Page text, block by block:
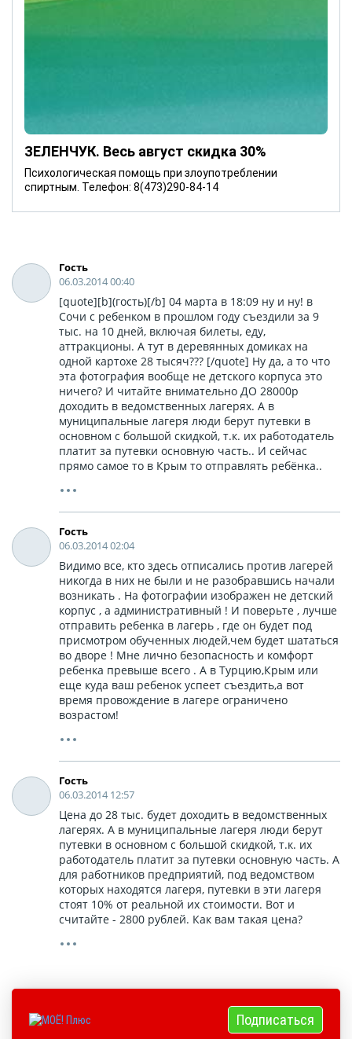
ЗЕЛЕНЧУК. Весь август скидка 30%
Психологическая помощь при злоупотреблении
спиртным. Телефон: 8(473)290-84-14
Гость
06.03.2014 00:40
[quote][b](гость)[/b] 04 марта в 18:09 ну и ну! в
Сочи с ребенком в прошлом году съездили за 9
тыс. на 10 дней, включая билеты, еду,
аттракционы. А тут в деревянных домиках на
одной картохе 28 тысяч??? [/quote] Ну да, а то что
эта фотография вообще не детского корпуса это
ничего? И читайте внимательно ДО 28000р
доходить в ведомственных лагерях. А в
муниципальные лагеря люди берут путевки в
основном с большой скидкой, т.к. их работодатель
платит за путевки основную часть.. И сейчас
прямо самое то в Крым то отправлять ребёнка..
Гость
06.03.2014 02:04
Видимо все, кто здесь отписались против лагерей
никогда в них не были и не разобравшись начали
возникать . На фотографии изображен не детский
корпус , а административный ! И поверьте , лучше
отправить ребенка в лагерь , где он будет под
присмотром обученных людей,чем будет шататься
во дворе ! Мне лично безопасность и комфорт
ребенка превыше всего . А в Турцию,Крым или
еще куда ваш ребенок успеет съездить,а вот
время провождение в лагере ограничено
возрастом!
Гость
06.03.2014 12:57
Цена до 28 тыс. будет доходить в ведомственных
лагерях. А в муниципальные лагеря люди берут
путевки в основном с большой скидкой, т.к. их
работодатель платит за путевки основную часть. А
для работников предприятий, под ведомством
которых находятся лагеря, путевки в эти лагеря
стоят 10% от реальной их стоимости. Вот и
считайте - 2800 рублей. Как вам такая цена?
Подписаться